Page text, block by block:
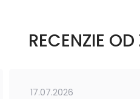
RECENZIE
17.07.2026